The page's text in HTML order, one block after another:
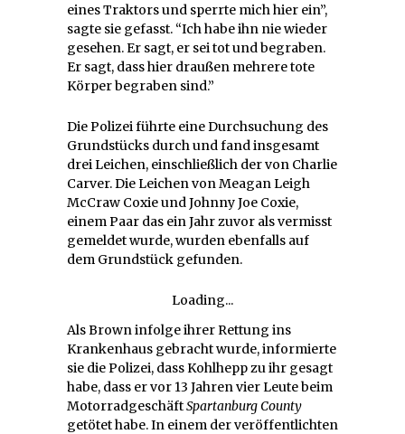
eines Traktors und sperrte mich hier ein”,
sagte sie gefasst. “Ich habe ihn nie wieder
gesehen. Er sagt, er sei tot und begraben.
Er sagt, dass hier draußen mehrere tote
Körper begraben sind.”
Die Polizei führte eine Durchsuchung des
Grundstücks durch und fand insgesamt
drei Leichen, einschließlich der von Charlie
Carver. Die Leichen von Meagan Leigh
McCraw Coxie und Johnny Joe Coxie,
einem Paar das ein Jahr zuvor als vermisst
gemeldet wurde, wurden ebenfalls auf
dem Grundstück gefunden.
Loading...
Als Brown infolge ihrer Rettung ins
Krankenhaus gebracht wurde, informierte
sie die Polizei, dass Kohlhepp zu ihr gesagt
habe, dass er vor 13 Jahren vier Leute beim
MotorradgeschäftSpartanburg County
getötet habe. In einem der veröffentlichten